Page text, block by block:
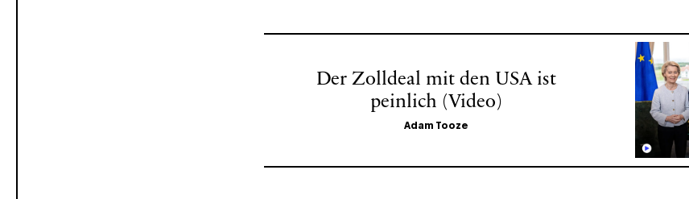
Der Zolldeal mit den USA ist
peinlich (Video)
Adam Tooze